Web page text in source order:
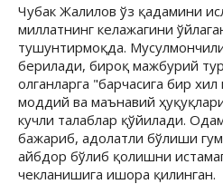
Чубак Жалилов ўз қадамини
миллатнинг келажагини
тушунтирмоқда.
берилади, бироқ мажбурий
олганларга "барчасига бир
моддий ва маънавий
кучли талаблар қўйилади.
бажариб, адолатли бўлиши
айбдор бўлиб қолишни
чекланишига ишора қилинган.